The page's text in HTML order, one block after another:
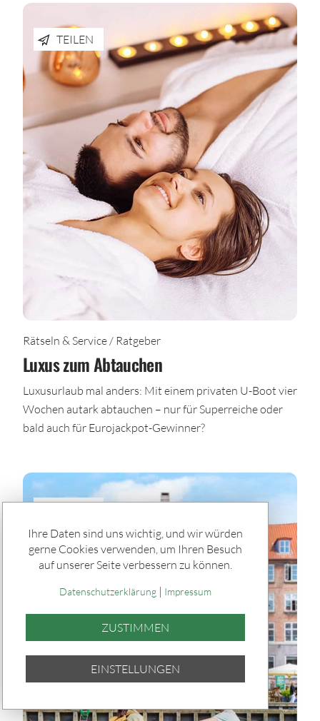
TEILEN
Rätseln & Service / Ratgeber
Luxus zum Abtauchen
Luxusurlaub mal anders: Mit einem privaten U-Boot vier
Wochen autark abtauchen – nur für Superreiche oder
bald auch für Eurojackpot-Gewinner?
Ihre Daten sind uns wichtig, und wir würden
gerne Cookies verwenden, um Ihren Besuch
auf unserer Seite verbessern zu können.
Datenschutzerklärung| Impressum
ZUSTIMMEN
EINSTELLUNGEN